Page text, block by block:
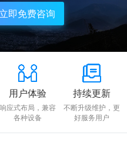
立即免费咨询
用户体验
响应式布局，兼容
各种设备
持续更新
不断升级维护，更
好服务用户